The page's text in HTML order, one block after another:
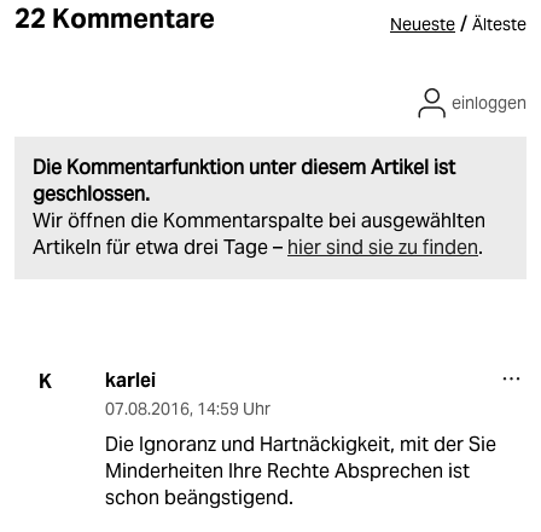
22 Kommentare Neueste / Älteste
Die Kommentarfunktion unter diesem Artikel ist
geschlossen.
Wir öffnen die Kommentarspalte bei ausgewählten
Artikeln für etwa drei Tage – hier sind sie zu finden.
einloggen
K karlei
07.08.2016, 14:59 Uhr
Die Ignoranz und Hartnäckigkeit, mit der Sie
Minderheiten Ihre Rechte Absprechen ist
schon beängstigend.